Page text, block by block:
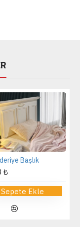
Başlık
₺
Sepete Ekle